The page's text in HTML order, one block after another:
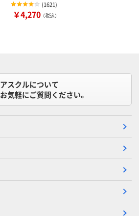
(1621)
￥4,270 （税込）
アスクルについて
お気軽にご質問ください。